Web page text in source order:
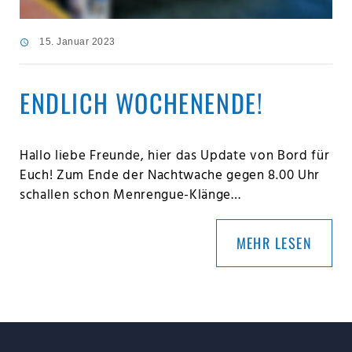
15. Januar 2023
ENDLICH WOCHENENDE!
Hallo liebe Freunde, hier das Update von Bord für
Euch! Zum Ende der Nachtwache gegen 8.00 Uhr
schallen schon Menrengue-Klänge…
MEHR LESEN